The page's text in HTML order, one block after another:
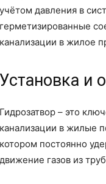
учётом давления в
герметизированные
канализации в жилое
Установка и
Гидрозатвор – это
канализации в жилые
котором постоянно
движение газов из